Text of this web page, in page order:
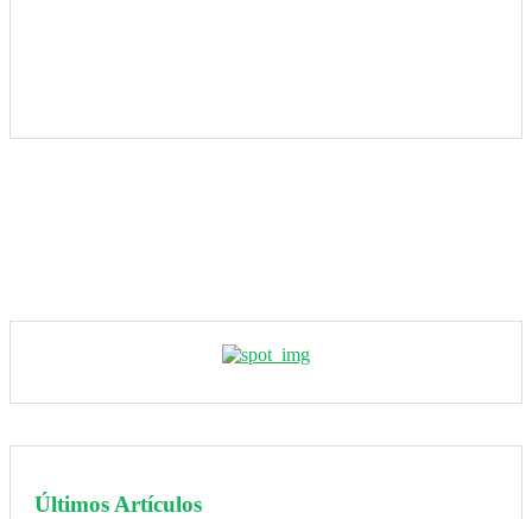
Últimos Artículos